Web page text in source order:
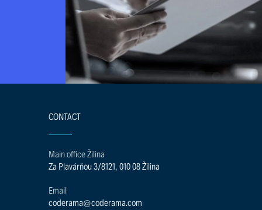
CONTACT
Main office Žilina
Za Plavárňou 3/8121, 010 08 Žilina
Email
coderama@coderama.com